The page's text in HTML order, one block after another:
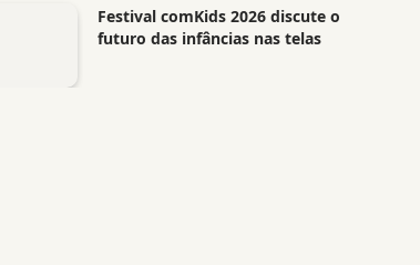
Festival comKids 2026 discute o
futuro das infâncias nas telas